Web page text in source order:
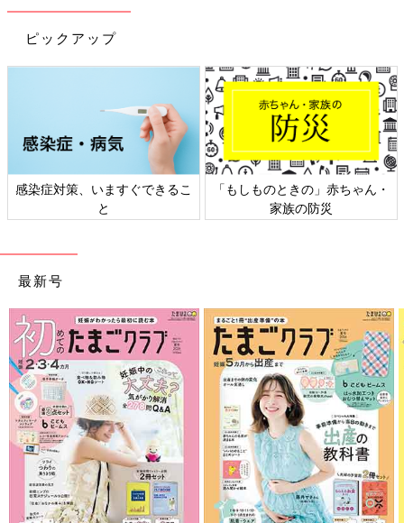
出典：Instagramアカウント「mei__d.park」
セリアではたくさんのベイマックスグッズが登場！めいめいさん
はラバーコースターをゲットしたそうです。グラスやコップを傷
つけにくいラバー素材で安心！ひとつ110円で気軽に買えるのも
嬉しいですよね♪
「キャンドゥ×リトルグリーンメン」何を入れるか
迷っちゃう！ポーチ＆巾着
ピックアップ
の」赤ちゃん・
日本外来小児科学会リーフレッ
六星占術 細木
最新号